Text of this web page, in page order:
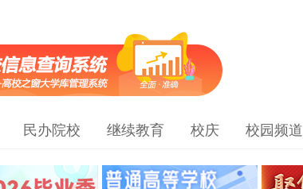
民办院校 继续教育 校庆 校园频道